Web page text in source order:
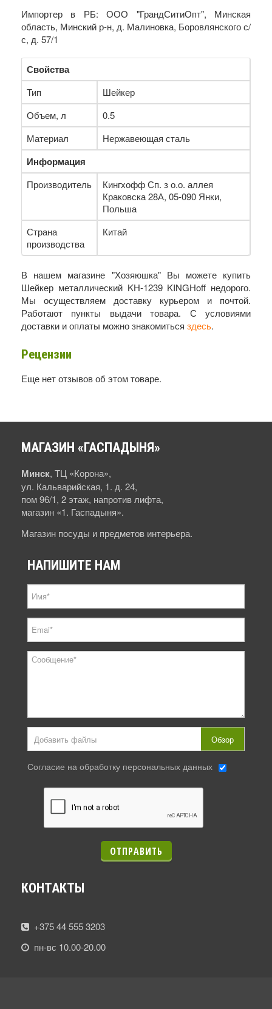
Импортер в РБ: ООО "ГрандСитиОпт", Минская
область, Минский р-н, д. Малиновка, Боровлянского с/
с, д. 57/1
Свойства
Тип
Шейкер
Объем, л
0.5
Материал
Нержавеющая сталь
Информация
Производитель
Кингхофф Сп. з о.о. аллея
Краковска 28А, 05-090 Янки,
Польша
Страна
производства
Китай
В нашем магазине "Хозяюшка" Вы можете купить
Шейкер металлический KH-1239 KINGHoff недорого.
Мы осуществляем доставку курьером и почтой.
Работают пункты выдачи товара. С условиями
доставки и оплаты можно знакомиться здесь.
Рецензии
Еще нет отзывов об этом товаре.
МАГАЗИН «ГАСПАДЫНЯ»
Минск, ТЦ «Корона»,
ул. Кальварийская, 1. д. 24,
пом 96/1, 2 этаж, напротив лифта,
магазин «1. Гаспадыня».
Магазин посуды и предметов интерьера.
НАПИШИТЕ НАМ
Добавить файлы Обзор
Согласие на обработку персональных данных
ОТПРАВИТЬ
КОНТАКТЫ
+375 44 555 3203
пн-вс 10.00-20.00